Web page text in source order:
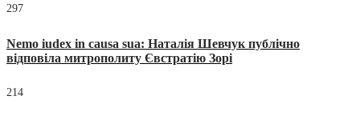
297
Nemo iudex in causa sua: Наталія Шевчук публічно
відповіла митрополиту Євстратію Зорі
214